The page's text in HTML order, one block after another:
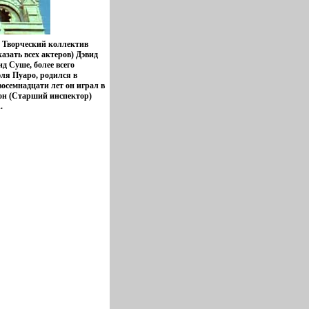
коллектив
всех актеров) Дэвид
Суше, более всего
Пуаро, родился в
лет он играл в
(Старший инспектор)